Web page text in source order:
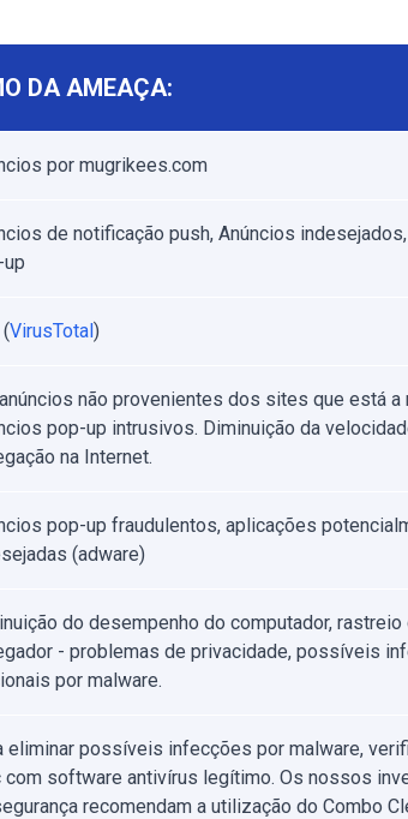
DA AMEAÇA:
por mugrikees.com
de notificação push, Anúncios
VirusTotal)
não provenientes dos sites que está a
pop-up intrusivos. Diminuição da
na Internet.
pop-up fraudulentos, aplicações
(adware)
do desempenho do computador, rastreio
- problemas de privacidade, possíveis
por malware.
eliminar possíveis infecções por malware,
com software antivírus legítimo. Os nossos
recomendam a utilização do Combo